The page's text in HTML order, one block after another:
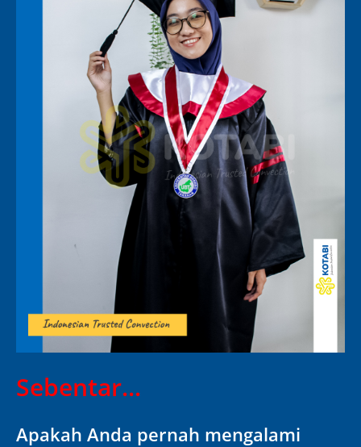
Sebentar...
Apakah Anda pernah mengalami